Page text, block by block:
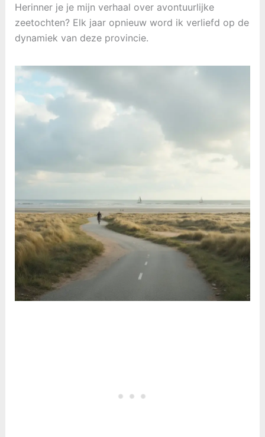
Herinner je je mijn verhaal over avontuurlijke
zeetochten? Elk jaar opnieuw word ik verliefd op de
dynamiek van deze provincie.